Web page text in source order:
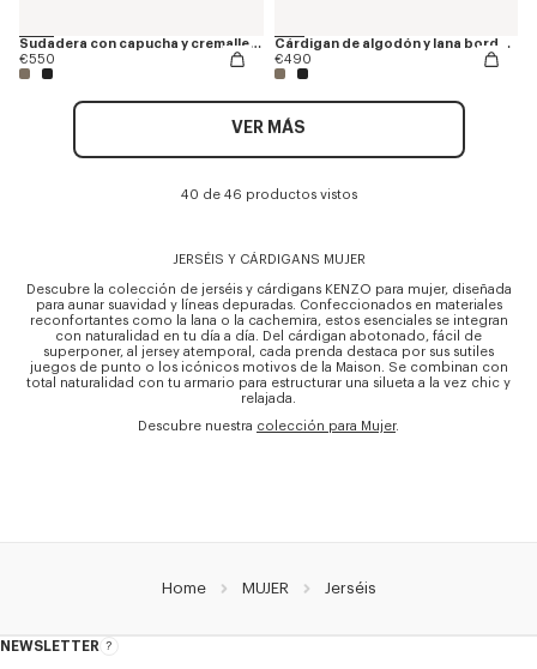
Sudadera con capucha y cremallera de lana y algodón bordada 'Boke Flower 2.0'
€550
Cárdigan de algodón y lana bordado 'Boke Flower 2.0'
€490
VER MÁS
40 de 46 productos vistos
JERSÉIS Y CÁRDIGANS MUJER
Descubre la colección de jerséis y cárdigans KENZO para mujer, diseñada
para aunar suavidad y líneas depuradas. Confeccionados en materiales
reconfortantes como la lana o la cachemira, estos esenciales se integran
con naturalidad en tu día a día. Del cárdigan abotonado, fácil de
superponer, al jersey atemporal, cada prenda destaca por sus sutiles
juegos de punto o los icónicos motivos de la Maison. Se combinan con
total naturalidad con tu armario para estructurar una silueta a la vez chic y
relajada.
Descubre nuestra colección para Mujer.
Home MUJER Jerséis
NEWSLETTER
Acerca